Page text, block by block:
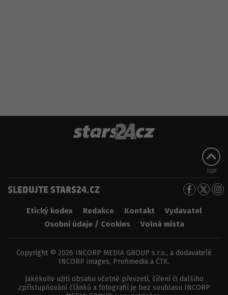
TOP
SLEDUJTE STARS24.CZ
Etický kodex Redakce Kontakt
Vydavatel
Osobní údaje / Cookies
Volná místa
Copyright © 2026 INCORP MEDIA GROUP s.r.o., a dodavatelé
INCORP images, Profimedia a ČTK.
Jakékoliv užití obsahu včetně převzetí, šíření či dalšího
zpřístupňování článků a fotografií je bez souhlasu INCORP